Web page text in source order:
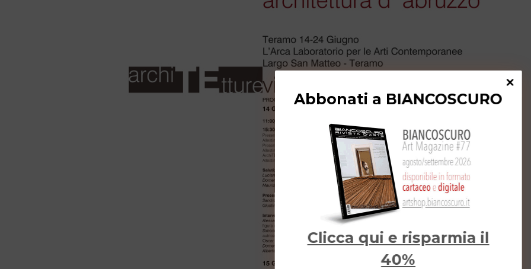
Abbonati a BIANCOSCURO
Clicca qui e risparmia il
40%